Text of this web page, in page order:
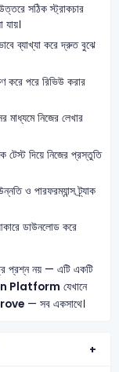
সঠিক স্ট্রাকচার
যায়।
ব্যাখ্যা করে দ্রুত বুঝে
পরে রিভিউ করার
মাধ্যমে নিজের লেখার
টেস্ট দিয়ে নিজের প্রস্তুতি
ও পারফরম্যান্স ট্র্যাক
ডাউনলোড করে
প্রশ্ন নয় — এটি একটি
Platform যেখানে
— সব একসাথে।